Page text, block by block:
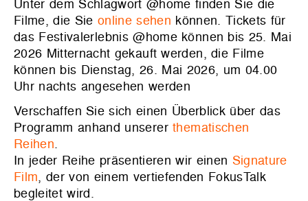
Unter dem Schlagwort @home finden Sie die
Filme, die Sie online sehen können. Tickets für
das Festivalerlebnis @home können bis 25. Mai
2026 Mitternacht gekauft werden, die Filme
können bis Dienstag, 26. Mai 2026, um 04.00
Uhr nachts angesehen werden
Verschaffen Sie sich einen Überblick über das
Programm anhand unsererthematischen
Reihen.
In jeder Reihe präsentieren wir einen Signature
Film, der von einem vertiefenden FokusTalk
begleitet wird.